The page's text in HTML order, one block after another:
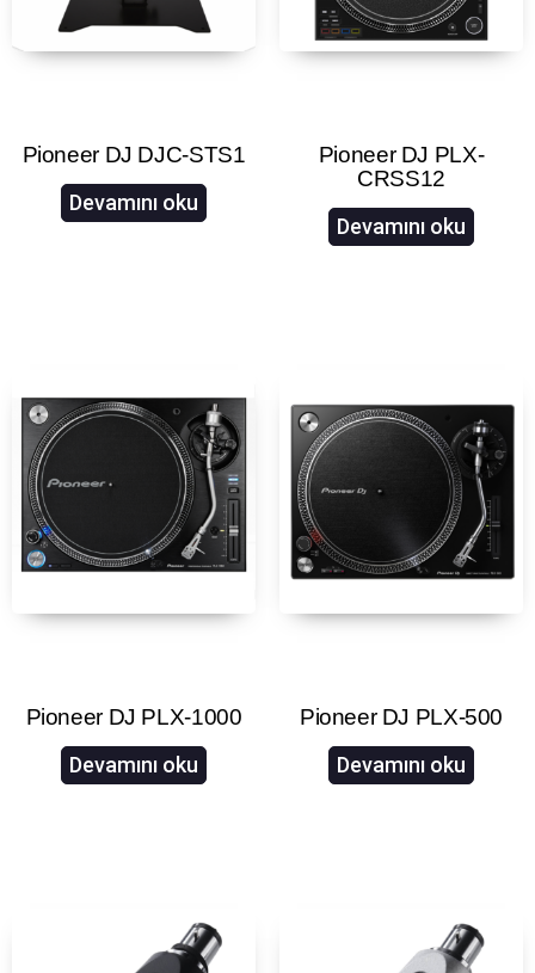
Pioneer DJ DJC-STS1
Devamını oku
Pioneer DJ PLX-
CRSS12
Devamını oku
Pioneer DJ PLX-1000
Devamını oku
Pioneer DJ PLX-500
Devamını oku